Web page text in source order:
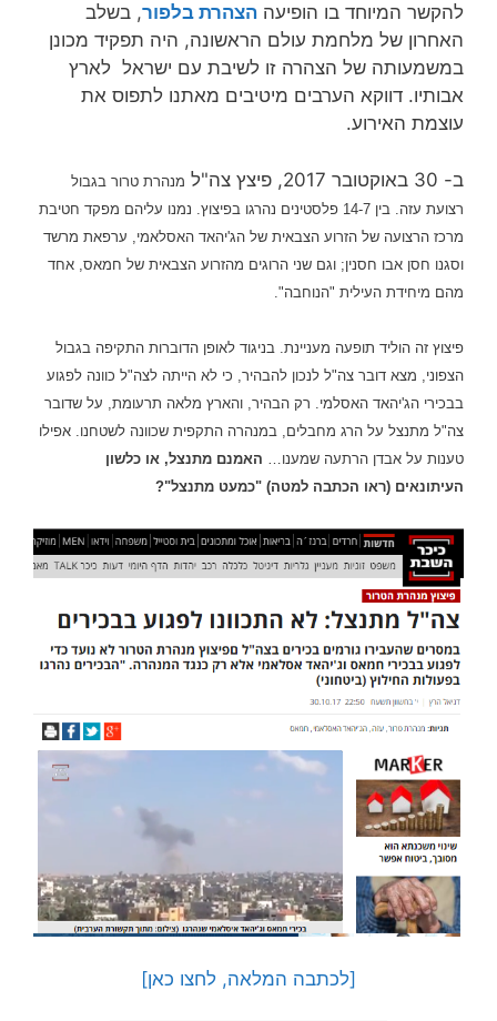
להקשר המיוחד בו הופיעה הצהרת בלפור, בשלב
האחרון של מלחמת עולם הראשונה, היה תפקיד מכונן
במשמעותה של הצהרה זו לשיבת עם ישראל לארץ
אבותיו. דווקא הערבים מיטיבים מאתנו לתפוס את
עוצמת האירוע.
ב- 30 באוקטובר 2017, פיצץ צה"ל מנהרת טרור בגבול
רצועת עזה. בין 14-7
פלסטינים נהרגו בפיצוץ. נמנו עליהם מפקד חטיבת
מרכז הרצועה של הזרוע הצבאית של הג'יהאד האסלאמי, ערפאת מרשד
וסגנו חסן אבו חסנין; וגם שני הרוגים מהזרוע הצבאית של חמאס, אחד
מהם מיחידת העילית "הנוחבה".
פיצוץ זה הוליד תופעה מעניינת. בניגוד לאופן הדוברות התקיפה בגבול
הצפוני, מצא דובר צה"ל לנכון להבהיר, כי לא הייתה לצה"ל כוונה לפגוע
בבכירי הג'יהאד האסלמי. רק הבהיר, והארץ מלאה תרעומת, על שדובר
צה"ל מתנצל על הרג מחבלים, במנהרה התקפית שכוונה לשטחנו. אפילו
טענות על אבדן הרתעה שמענו… האמנם מתנצל, או כלשון
העיתונאים (ראו הכתבה למטה) "כמעט מתנצל"?
[לכתבה המלאה, לחצו כאן]